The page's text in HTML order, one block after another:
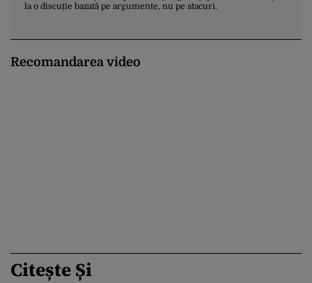
la o discuție bazată pe argumente, nu pe atacuri.
Recomandarea video
Citește Și